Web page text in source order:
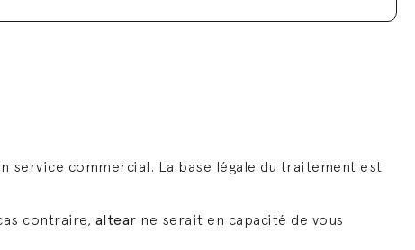
service commercial. La base légale du traitement est
contraire, altear ne serait en capacité de vous